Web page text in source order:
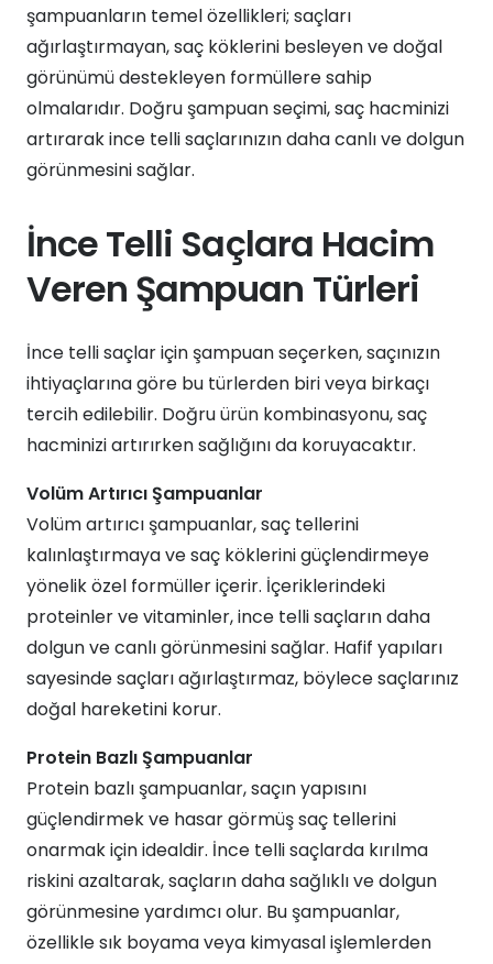
şampuanların temel özellikleri; saçları
ağırlaştırmayan, saç köklerini besleyen ve doğal
görünümü destekleyen formüllere sahip
olmalarıdır. Doğru şampuan seçimi, saç hacminizi
artırarak ince telli saçlarınızın daha canlı ve dolgun
görünmesini sağlar.
İnce Telli Saçlara Hacim
Veren Şampuan Türleri
İnce telli saçlar için şampuan seçerken, saçınızın
ihtiyaçlarına göre bu türlerden biri veya birkaçı
tercih edilebilir. Doğru ürün kombinasyonu, saç
hacminizi artırırken sağlığını da koruyacaktır.
Volüm Artırıcı Şampuanlar
Volüm artırıcı şampuanlar, saç tellerini
kalınlaştırmaya ve saç köklerini güçlendirmeye
yönelik özel formüller içerir. İçeriklerindeki
proteinler ve vitaminler, ince telli saçların daha
dolgun ve canlı görünmesini sağlar. Hafif yapıları
sayesinde saçları ağırlaştırmaz, böylece saçlarınız
doğal hareketini korur.
Protein Bazlı Şampuanlar
Protein bazlı şampuanlar, saçın yapısını
güçlendirmek ve hasar görmüş saç tellerini
onarmak için idealdir. İnce telli saçlarda kırılma
riskini azaltarak, saçların daha sağlıklı ve dolgun
görünmesine yardımcı olur. Bu şampuanlar,
özellikle sık boyama veya kimyasal işlemlerden